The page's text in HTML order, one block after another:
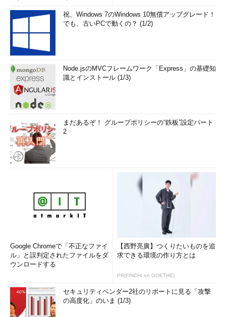
祝、Windows 7のWindows 10無償アップグレード！
でも、古いPCで動くの？ (1/2)
Node.jsのMVCフレームワーク「Express」の基礎知
識とインストール (1/3)
まだあるぞ！ グループポリシーの“鉄板”設定パート
2
Google Chromeで「不正なファイ
ル」と誤判定されたファイルをダ
ウンロードする
【西野亮廣】つくりたいものを追
求できる環境の作り方とは
PR(FINCHI on GOETHE)
セキュリティベンダー2社のリポートに見る「攻撃
の高度化」のいま (1/3)